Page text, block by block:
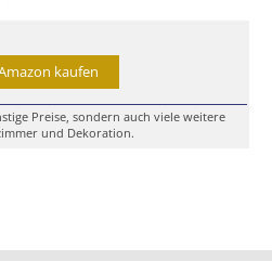
kaufen
Preise, sondern auch viele weitere
und Dekoration.